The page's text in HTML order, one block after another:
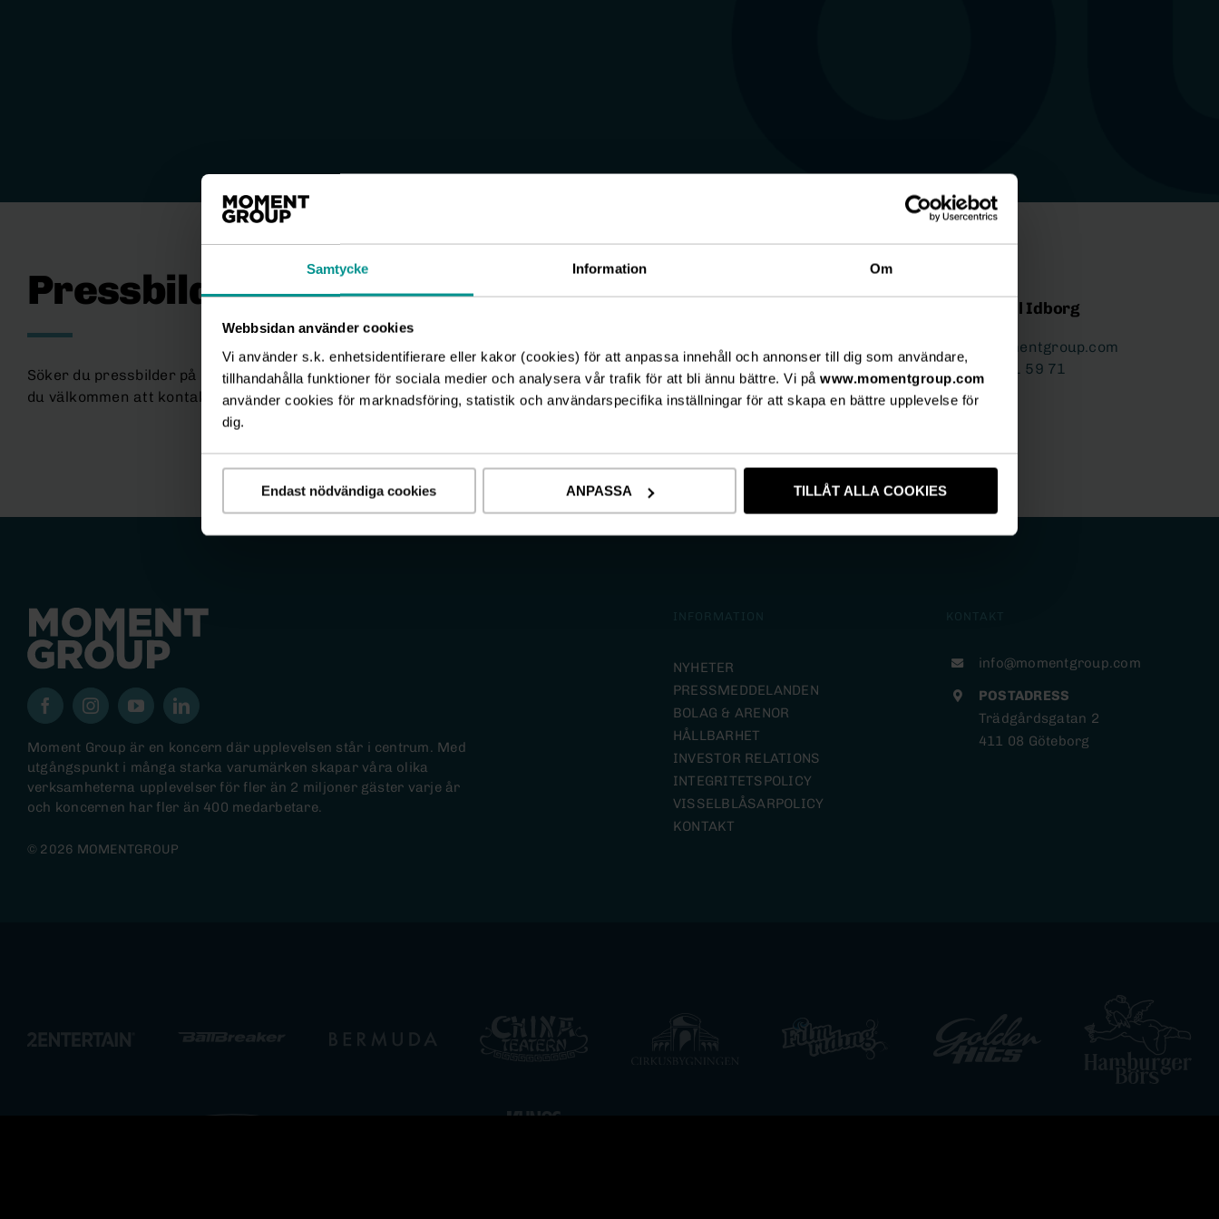
Samtycke Information Om
Webbsidan använder cookies
Vi använder s.k. enhetsidentifierare eller kakor (cookies) för att anpassa innehåll och annonser till dig som användare,
tillhandahålla funktioner för sociala medier och analysera vår trafik för att bli ännu bättre. Vi på www.momentgroup.com
använder cookies för marknadsföring, statistik och användarspecifika inställningar för att skapa en bättre upplevelse för
dig.
Endast nödvändiga cookies ANPASSA TILLÅT ALLA COOKIES
Pressbilder
Söker du pressbilder på VD/Koncernchef eller andra i ledningen – eller bilder från verksamheterna så är
du välkommen att kontakta Ia Lindahl Idborg.
Ia Lindahl Idborg
ia.lindahl@momentgroup.com
070-181 59 71
Moment Group är en koncern där upplevelsen står i centrum. Med
utgångspunkt i många starka varumärken skapar våra olika
verksamheterna upplevelser för fler än 2 miljoner gäster varje år
och koncernen har fler än 400 medarbetare.
© 2026 MOMENTGROUP
NYHETER
PRESSMEDDELANDEN
BOLAG & ARENOR
HÅLLBARHET
INVESTOR RELATIONS
INTEGRITETSPOLICY
VISSELBLÅSARPOLICY
KONTAKT
info@momentgroup.com
POSTADRESS
Trädgårdsgatan 2
411 08 Göteborg